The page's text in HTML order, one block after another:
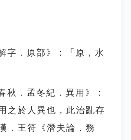
字．原部》：「原，水
秋．孟冬紀．異用》：
之於人異也，此治亂存
．王符《潛夫論．務